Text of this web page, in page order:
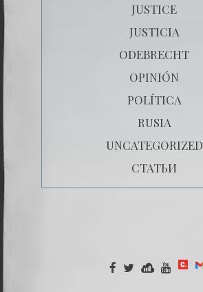
JUSTICE
JUSTICIA
ODEBRECHT
OPINIÓN
POLÍTICA
RUSIA
UNCATEGORIZED
СТАТЬИ